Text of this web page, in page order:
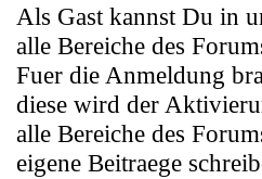
Als Gast kannst Du in
alle Bereiche des
Fuer die Anmeldung
diese wird der
alle Bereiche des
eigene Beitraege